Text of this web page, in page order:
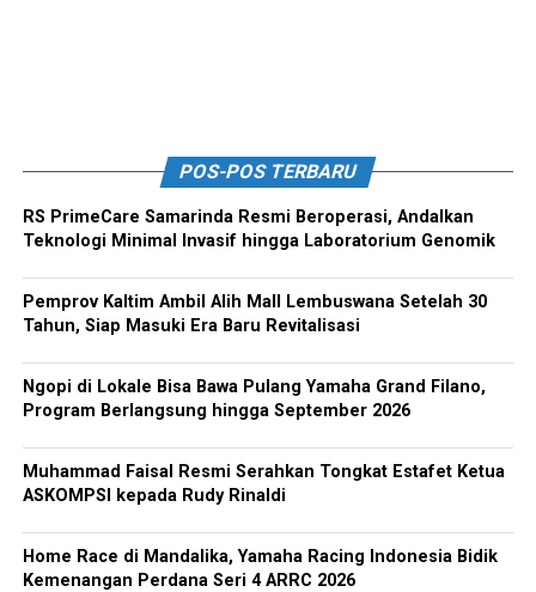
POS-POS TERBARU
RS PrimeCare Samarinda Resmi Beroperasi, Andalkan
Teknologi Minimal Invasif hingga Laboratorium Genomik
Pemprov Kaltim Ambil Alih Mall Lembuswana Setelah 30
Tahun, Siap Masuki Era Baru Revitalisasi
Ngopi di Lokale Bisa Bawa Pulang Yamaha Grand Filano,
Program Berlangsung hingga September 2026
Muhammad Faisal Resmi Serahkan Tongkat Estafet Ketua
ASKOMPSI kepada Rudy Rinaldi
Home Race di Mandalika, Yamaha Racing Indonesia Bidik
Kemenangan Perdana Seri 4 ARRC 2026